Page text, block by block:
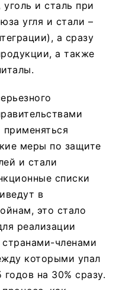
и сталь при
угля и стали –
а сразу
а также
меры по защите
и стали
списки
в
это стало
реализации
членами
которыми упал
на 30% сразу.